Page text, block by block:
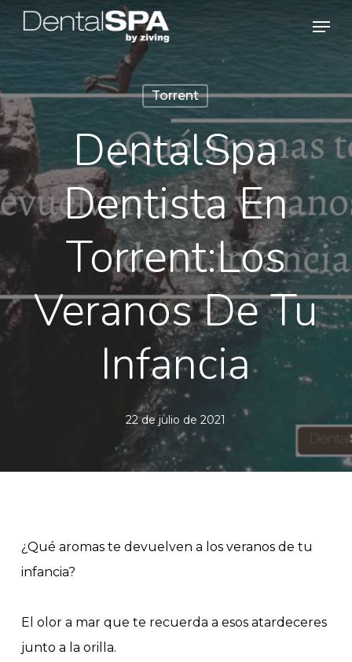
Skip
main
content
Menu
Torrent
DentalSpa
Dentista En
Torrent:Los
Veranos De Tu
Infancia
22 de julio de 2021
¿Qué aromas te devuelven a los veranos de tu
infancia?
El olor a mar que te recuerda a esos atardeceres
junto a la orilla.